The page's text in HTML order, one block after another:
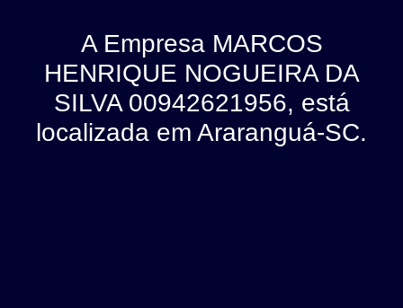
A Empresa MARCOS
HENRIQUE NOGUEIRA DA
SILVA 00942621956, está
localizada em Araranguá-SC.